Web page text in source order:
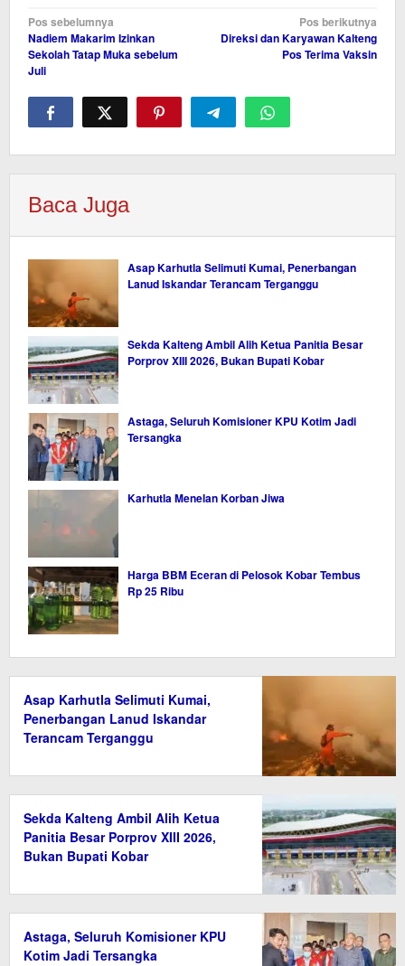
Navigasi
pos
Pos sebelumnya
Nadiem Makarim Izinkan
Sekolah Tatap Muka sebelum
Juli
Pos berikutnya
Direksi dan Karyawan Kalteng
Pos Terima Vaksin
Baca Juga
Asap Karhutla Selimuti Kumai, Penerbangan
Lanud Iskandar Terancam Terganggu
Sekda Kalteng Ambil Alih Ketua Panitia Besar
Porprov XIII 2026, Bukan Bupati Kobar
Astaga, Seluruh Komisioner KPU Kotim Jadi
Tersangka
Karhutla Menelan Korban Jiwa
Harga BBM Eceran di Pelosok Kobar Tembus
Rp 25 Ribu
Asap Karhutla Selimuti Kumai,
Penerbangan Lanud Iskandar
Terancam Terganggu
Sekda Kalteng Ambil Alih Ketua
Panitia Besar Porprov XIII 2026,
Bukan Bupati Kobar
Astaga, Seluruh Komisioner KPU
Kotim Jadi Tersangka